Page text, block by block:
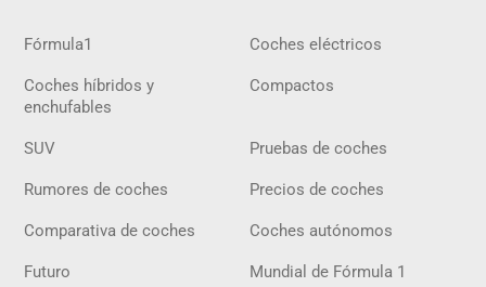
Fórmula1 Coches eléctricos
Coches híbridos y
enchufables
Compactos
SUV Pruebas de coches
Rumores de coches Precios de coches
Comparativa de coches Coches autónomos
Futuro Mundial de Fórmula 1